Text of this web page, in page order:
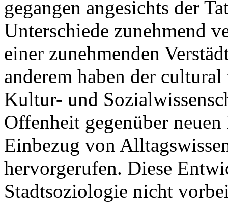
gegangen angesichts der
Unterschiede zunehmend
einer zunehmenden
anderem haben der
Kultur- und
Offenheit gegenüber
Einbezug von
hervorgerufen. Diese
Stadtsoziologie nicht